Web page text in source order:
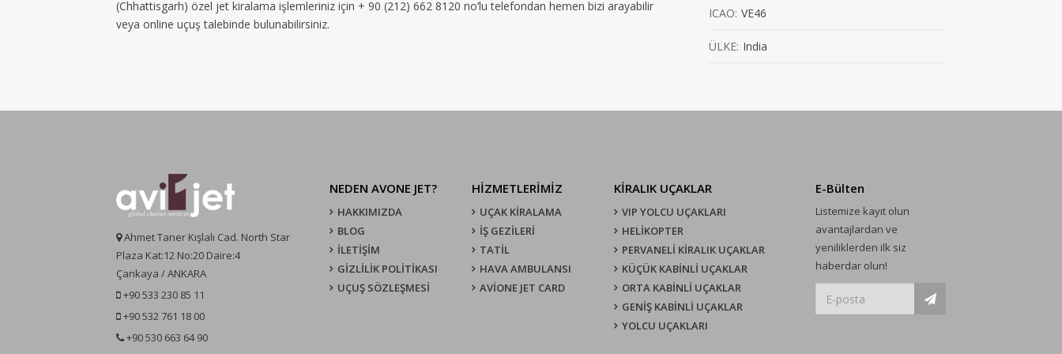
(Chhattisgarh) özel jet kiralama işlemleriniz için + 90 (212) 662 8120 no’lu telefondan hemen bizi arayabilir
veya online uçuş talebinde bulunabilirsiniz.
ICAO: VE46
ÜLKE: India
Ahmet Taner Kışlalı Cad. North Star
Plaza Kat:12 No:20 Daire:4
Çankaya / ANKARA
+90 533 230 85 11
+90 532 761 18 00
+90 530 663 64 90
NEDEN AVONE JET?
HAKKIMIZDA
BLOG
İLETİŞİM
GİZLİLİK POLİTİKASI
UÇUŞ SÖZLEŞMESI
HİZMETLERİMİZ
UÇAK KIRALAMA
İŞ GEZİLERİ
TATİL
HAVA AMBULANSI
AVİONE JET CARD
KIRALIK UÇAKLAR
VIP YOLCU UÇAKLARI
HELİKOPTER
PERVANELİ KİRALIK UÇAKLAR
KÜÇÜK KABİNLİ UÇAKLAR
ORTA KABİNLİ UÇAKLAR
GENİŞ KABİNLİ UÇAKLAR
YOLCU UÇAKLARI
E-Bülten
Listemize kayıt olun
avantajlardan ve
yeniliklerden ilk siz
haberdar olun!